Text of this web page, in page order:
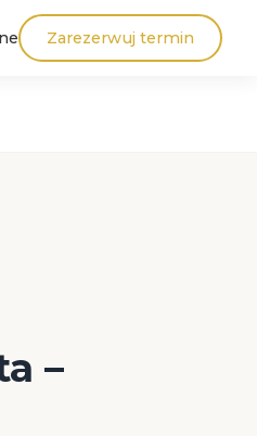
Zarezerwuj termin
–